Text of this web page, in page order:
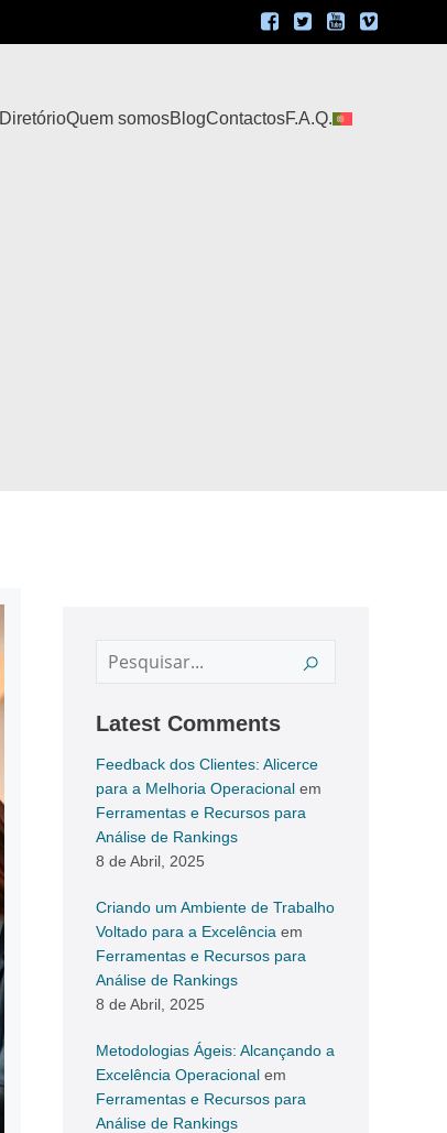
DiretórioQuem somosBlogContactosF.A.Q.
Latest Comments
Feedback dos Clientes: Alicerce
para a Melhoria Operacional em
Ferramentas e Recursos para
Análise de Rankings
8 de Abril, 2025
Criando um Ambiente de Trabalho
Voltado para a Excelência em
Ferramentas e Recursos para
Análise de Rankings
8 de Abril, 2025
Metodologias Ágeis: Alcançando a
Excelência Operacional em
Ferramentas e Recursos para
Análise de Rankings